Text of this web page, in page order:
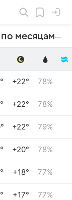
Прогноз погоды в Меските по месяцам
+22° 78%
+22° 78%
+22° 79%
+20° 78%
+18° 77%
+17° 77%